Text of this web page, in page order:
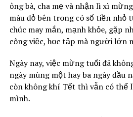
ông bà, cha mẹ và nhận lì xì
màu đỏ bên trong có số tiền
chúc may mắn, mạnh khỏe, gặp
công việc, học tập mà người lớn
Ngày nay, việc mừng tuổi đã
ngày mùng một hay ba ngày đầu
còn không khí Tết thì vẫn có thể
mình.